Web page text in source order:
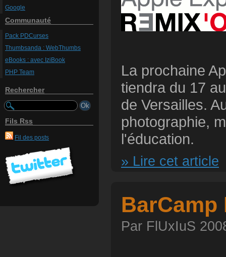
Google
Communauté
Pack PDCurses
Thumbsanda : WebThumbs
eBooks : avec IziBook
PHP Team
Rechercher
Fils Rss
Fil des posts
La prochaine
tiendra du 17
de Versailles.
photographie,
l'éducation.
» Lire cet article
BarCamp
Par FlUxIuS